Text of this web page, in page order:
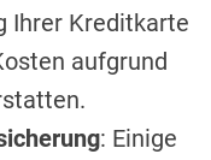
Ihrer Kreditkarte
aufgrund
: Einige